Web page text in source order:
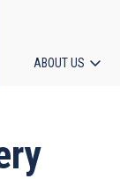
ABOUT US